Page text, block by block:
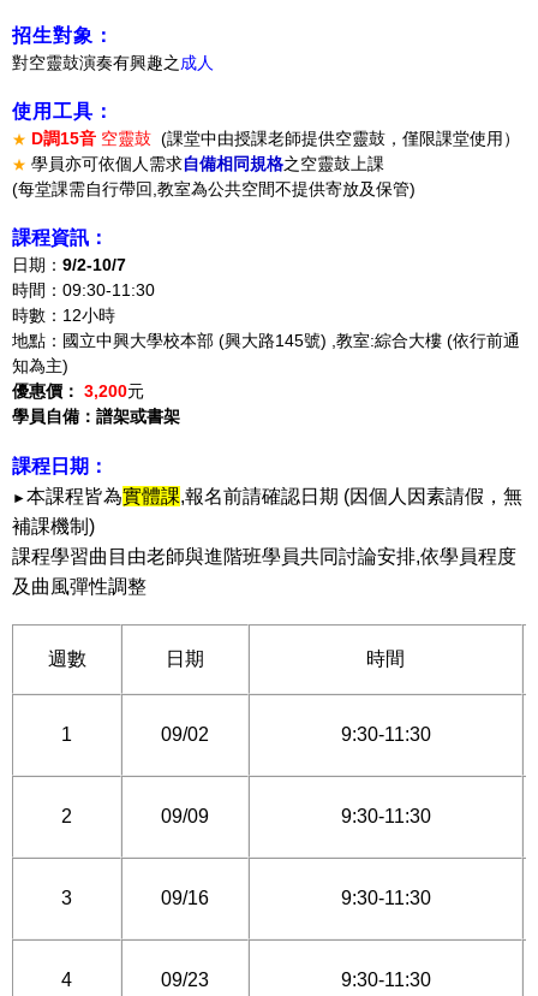
招生對象：
對空靈鼓演奏有興趣之成人
使用工具：
★ D調15音 空靈鼓 (課堂中由授課老師提供空靈鼓，僅限課堂使用）
★ 學員亦可依個人需求自備相同規格之空靈鼓上課
(每堂課需自行帶回,教室為公共空間不提供寄放及保管)
課程資訊：
日期： 9/2-10/7
時間： 09:30-11:30
時數：12小時
地點： 國立中興大學校本部 (興大路145號) ,教室:綜合大樓 (依行前通
知為主)
優惠價： 3,200元
學員自備 ：譜架或書架
課程日期：
►本課程皆為實體課,報名前請確認日期 (因個人因素請假，無
補課機制)
課程學習曲目由老師與進階班學員共同討論安排,依學員程度
及曲風彈性調整
週數 日期 時間
1 09/02 9:30-11:30
2 09/09 9:30-11:30
3 09/16 9:30-11:30
4 09/23 9:30-11:30